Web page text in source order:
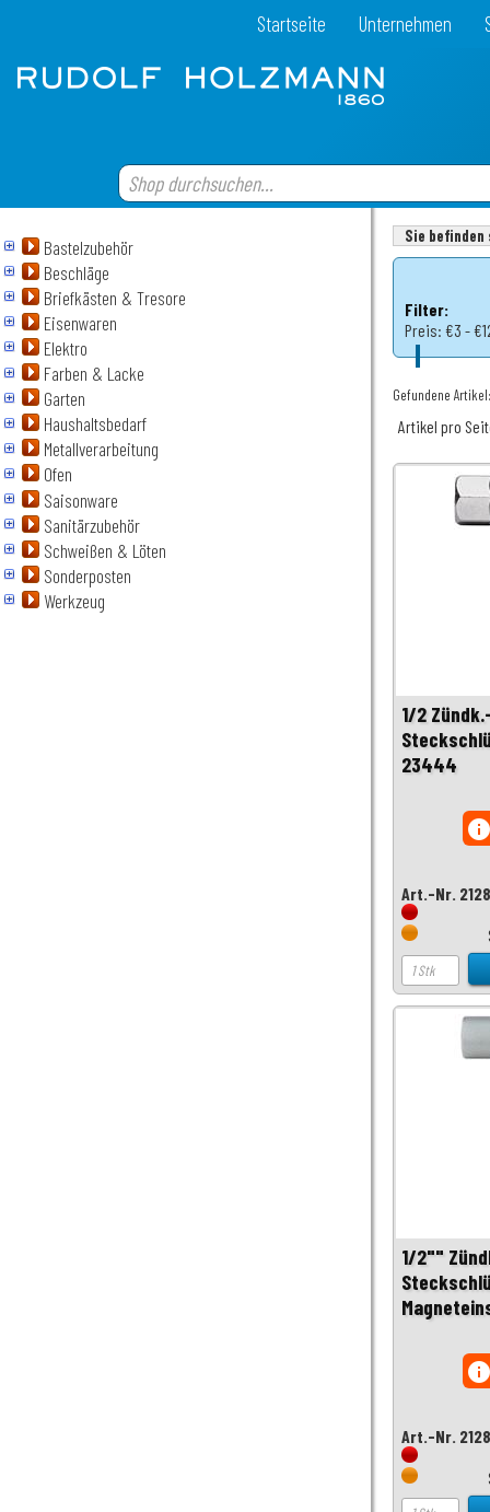
Startseite Unternehmen
Bastelzubehör
Beschläge
Briefkästen & Tresore
Eisenwaren
Elektro
Farben & Lacke
Garten
Haushaltsbedarf
Metallverarbeitung
Ofen
Saisonware
Sanitärzubehör
Schweißen & Löten
Sonderposten
Werkzeug
Sie
Filter:
Preis: €3 -
Gefundene
Artikel pro
1/2
23444
Art.-Nr.
1/2""
Art.-Nr.